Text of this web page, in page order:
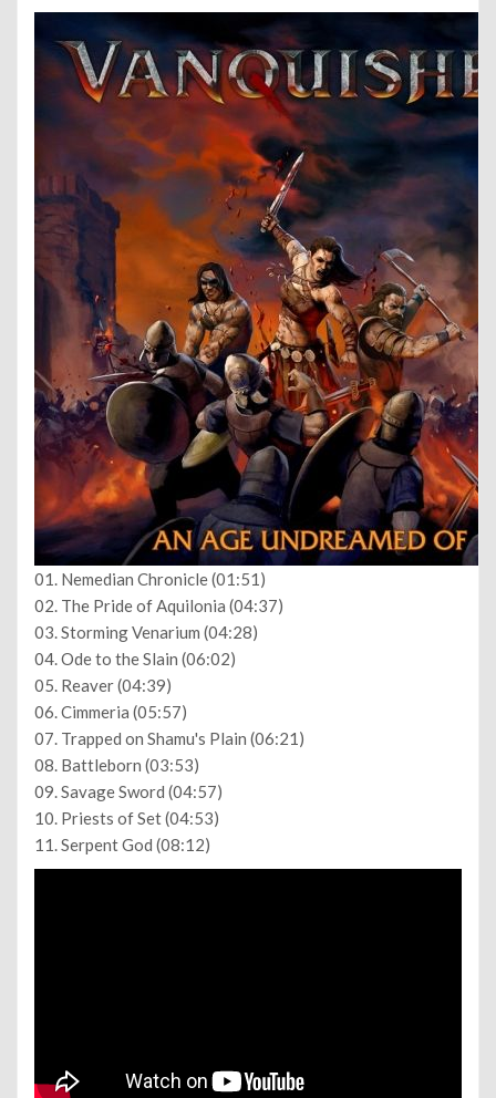
01. Nemedian Chronicle (01:51)
02. The Pride of Aquilonia (04:37)
03. Storming Venarium (04:28)
04. Ode to the Slain (06:02)
05. Reaver (04:39)
06. Cimmeria (05:57)
07. Trapped on Shamu's Plain (06:21)
08. Battleborn (03:53)
09. Savage Sword (04:57)
10. Priests of Set (04:53)
11. Serpent God (08:12)